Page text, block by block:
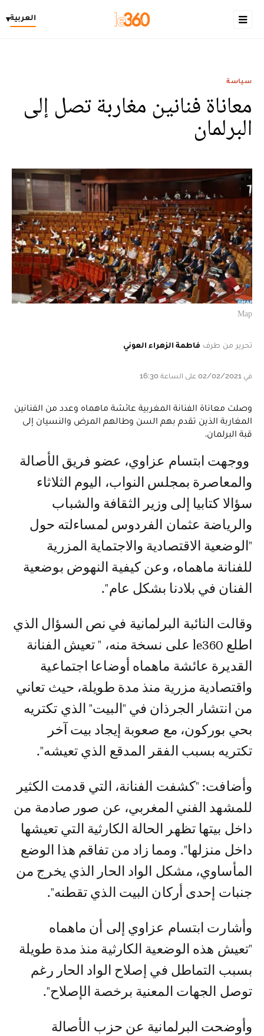
العربية▾
سياسة
معاناة فنانين مغاربة تصل إلى
البرلمان
Map
تحرير من طرف فاطمة الزهراء العوني
في 02/02/2021 على الساعة 16:30
وصلت معاناة الفنانة المغربية عائشة ماهماه وعدد من الفنانين
المغاربة الذين تقدم بهم السن وطالهم المرض والنسيان إلى
قبة البرلمان.
ووجهت ابتسام عزاوي، عضو فريق الأصالة
والمعاصرة بمجلس النواب، اليوم الثلاثاء
سؤالا كتابيا إلى وزير الثقافة والشباب
والرياضة عثمان الفردوس لمساءلته حول
"الوضعية الاقتصادية والاجتماية المزرية
للفنانة ماهماه، وعن كيفية النهوض بوضعية
الفنان في بلادنا بشكل عام".
وقالت النائبة البرلمانية في نص السؤال الذي
اطلع le360 على نسخة منه، " تعيش الفنانة
القديرة عائشة ماهماه أوضاعا اجتماعية
واقتصادية مزرية منذ مدة طويلة، حيث تعاني
من انتشار الجرذان في "البيت" الذي تكتريه
بحي بوركون، مع صعوبة إيجاد بيت آخر
تكتريه بسبب الفقر المدقع الذي تعيشه".
وأضافت: "كشفت الفنانة، التي قدمت الكثير
للمشهد الفني المغربي، عن صور صادمة من
داخل بيتها تظهر الحالة الكارثية التي تعيشها
داخل منزلها". ومما زاد من تفاقم هذا الوضع
المأساوي، مشكل الواد الحار الذي يخرج من
جنبات إحدى أركان البيت الذي تقطنه".
وأشارت ابتسام عزاوي إلى أن ماهماه
"تعيش هذه الوضعية الكارثية منذ مدة طويلة
بسبب التماطل في إصلاح الواد الحار رغم
توصل الجهات المعنية برخصة الإصلاح".
وأوضحت البرلمانية عن حزب الأصالة